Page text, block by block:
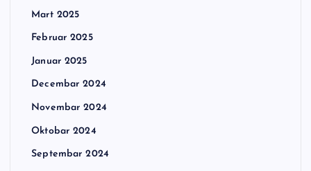
Mart 2025
Februar 2025
Januar 2025
Decembar 2024
Novembar 2024
Oktobar 2024
Septembar 2024